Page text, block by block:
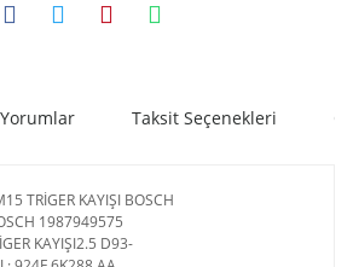
Yorumlar Taksit Seçenekleri
TRİGER KAYIŞI BOSCH
1987949575
KAYIŞI2.5 D93-